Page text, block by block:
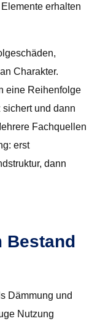
erhalten
Charakter.
eine Reihenfolge
und dann
Fachquellen
erst
dann
Bestand
Dämmung und
Nutzung